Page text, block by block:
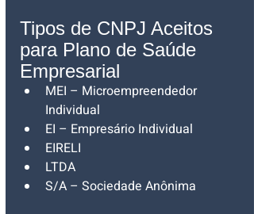
Tipos de CNPJ Aceitos
para Plano de Saúde
Empresarial
MEI – Microempreendedor
Individual
EI – Empresário Individual
EIRELI
LTDA
S/A – Sociedade Anônima